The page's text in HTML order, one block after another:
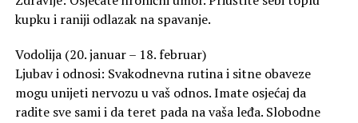
kupku i raniji odlazak na spavanje.
Vodolija (20. januar – 18. februar)
Ljubav i odnosi: Svakodnevna rutina i sitne obaveze
mogu unijeti nervozu u vaš odnos. Imate osjećaj da
radite sve sami i da teret pada na vaša leđa. Slobodne